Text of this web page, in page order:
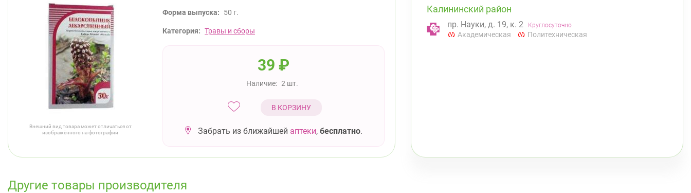
Внешний вид товара может отличаться от
изображённого на фотографии
Форма выпуска: 50 г.
Категория: Травы и сборы
39 ₽
Наличие: 2 шт.
В КОРЗИНУ
Забрать из ближайшей аптеки, бесплатно.
Калининский район
пр. Науки, д. 19, к. 2 Круглосуточно
Академическая Политехническая
Другие товары производителя